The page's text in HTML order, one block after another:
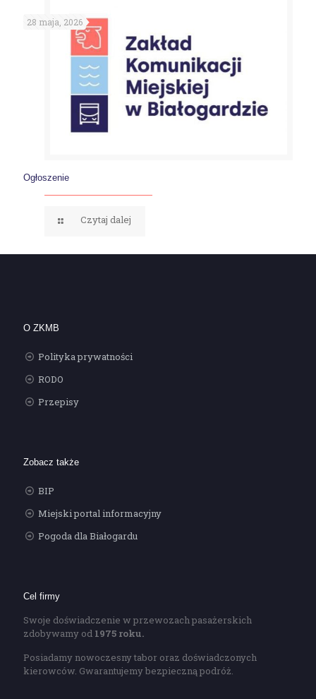
28 maja, 2026
Ogłoszenie
Czytaj dalej
O ZKMB
Polityka prywatności
RODO
Przepisy
Zobacz także
BIP
Miejski portal informacyjny
Pogoda dla Białogardu
Cel firmy
Swoje doświadczenie w przewozach pasażerskich
zdobywamy od 1975 roku.
Posiadamy nowoczesny tabor oraz doświadczonych
kierowców. Gwarantujemy bezpieczną podróż.